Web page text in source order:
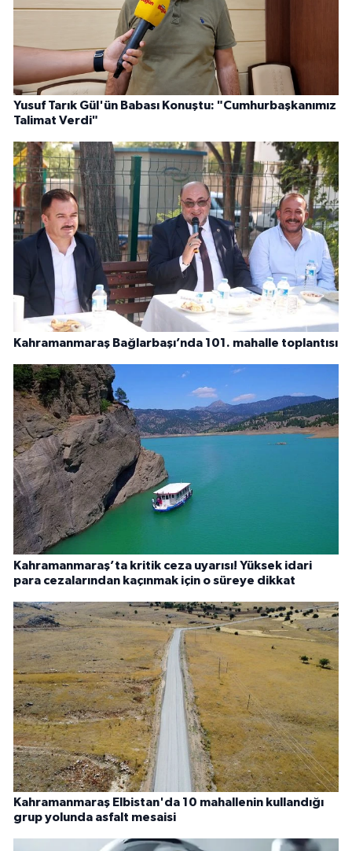
Yusuf Tarık Gül'ün Babası Konuştu: "Cumhurbaşkanımız
Talimat Verdi"
Kahramanmaraş Bağlarbaşı’nda 101. mahalle toplantısı
Kahramanmaraş’ta kritik ceza uyarısı! Yüksek idari
para cezalarından kaçınmak için o süreye dikkat
Kahramanmaraş Elbistan'da 10 mahallenin kullandığı
grup yolunda asfalt mesaisi